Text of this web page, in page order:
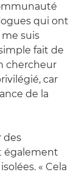
qui ont
suis
fait de
chercheur
car
de la
des
également
« Cela